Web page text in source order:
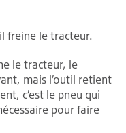
freine le tracteur.
le tracteur, le
mais l’outil retient
c’est le pneu qui
pour faire